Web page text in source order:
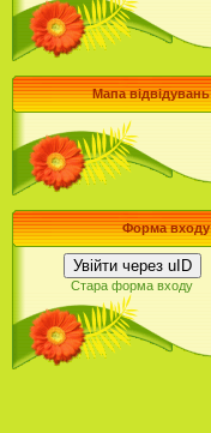
Мапа відвідувань
Форма входу
Увійти через uID
Стара форма входу